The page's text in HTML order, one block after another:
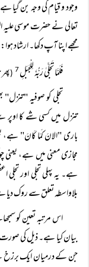
وجود و قیام کی وجہ بن گیا
تعالی نے حضرت موسی
مجھے اپنا آپ دکھا۔ ارشاد ہوا:
فَلَمَّا تَجَلَّیٰ رَبُّہٗ لِلْجَبَلِ7
(
تجلی کو صوفیہ
تنزل میں کسی شے کا
باری "الانَ كَمَا كَانَ" ہے،
مجازی معنی میں ہے، یعنی
ہے۔ یہ پہلی تجلی اور
بلاواسطہ تعلق سے روک
اس مرتبہ تعین کو
بیان کیا ہے۔ ذیل کی
جن کے درمیان ایک برزخ